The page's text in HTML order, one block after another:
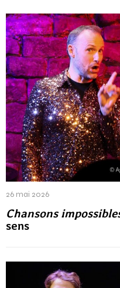
26 mai 2026
Chansons
sens